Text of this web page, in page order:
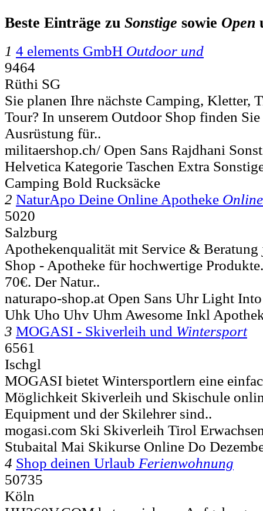
Beste Einträge zu Sonstige sowie Open
1 4 elements GmbH Outdoor und
9464
Rüthi SG
Sie planen Ihre nächste Camping, Kletter,
Tour? In unserem Outdoor Shop finden Sie
Ausrüstung für..
militaershop.ch/ Open Sans Rajdhani
Helvetica Kategorie Taschen Extra
Camping Bold Rucksäcke
2 NaturApo Deine Online Apotheke
5020
Salzburg
Apothekenqualität mit Service &
Shop - Apotheke für hochwertige
70€. Der Natur..
naturapo-shop.at Open Sans Uhr Light
Uhk Uho Uhv Uhm Awesome Inkl
3 MOGASI - Skiverleih und Wintersport
6561
Ischgl
MOGASI bietet Wintersportlern eine
Möglichkeit Skiverleih und Skischule
Equipment und der Skilehrer sind..
mogasi.com Ski Skiverleih Tirol
Stubaital Mai Skikurse Online Do
4 Shop deinen Urlaub Ferienwohnung
50735
Köln